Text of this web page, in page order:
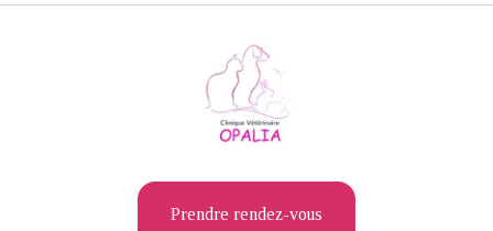
Prendre rendez-vous